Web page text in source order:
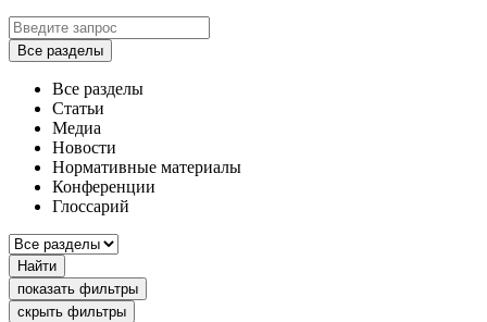
Все разделы
Все разделы
Статьи
Медиа
Новости
Нормативные материалы
Конференции
Глоссарий
Найти
показать фильтры
скрыть фильтры